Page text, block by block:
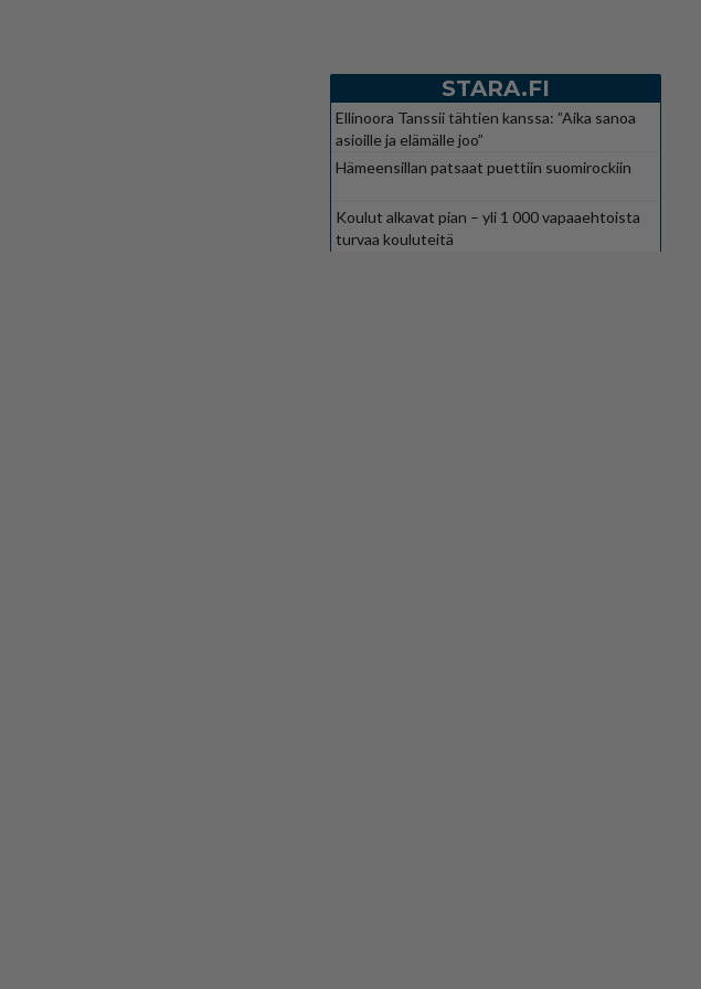
STARA.FI
Ellinoora Tanssii tähtien kanssa: ”Aika sanoa
asioille ja elämälle joo”
Hämeensillan patsaat puettiin suomirockiin
Koulut alkavat pian – yli 1 000 vapaaehtoista
turvaa kouluteitä